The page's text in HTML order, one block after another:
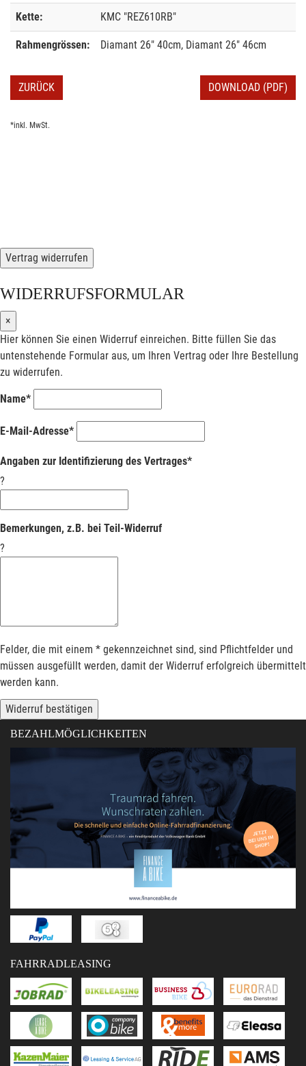
Kette: KMC "REZ610RB"
Rahmengrössen: Diamant 26" 40cm, Diamant 26" 46cm
ZURÜCK DOWNLOAD (PDF)
*inkl. MwSt.
Vertrag widerrufen
WIDERRUFSFORMULAR
×
Hier können Sie einen Widerruf einreichen. Bitte füllen Sie das
untenstehende Formular aus, um Ihren Vertrag oder Ihre Bestellung
zu widerrufen.
Name*
E-Mail-Adresse*
Angaben zur Identifizierung des Vertrages*
?
Bemerkungen, z.B. bei Teil-Widerruf
?
Felder, die mit einem * gekennzeichnet sind, sind Pflichtfelder und
müssen ausgefüllt werden, damit der Widerruf erfolgreich übermittelt
werden kann.
Widerruf bestätigen
BEZAHLMÖGLICHKEITEN
FAHRRADLEASING